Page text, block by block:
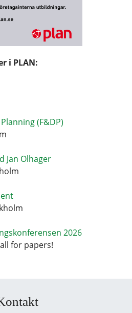
i PLAN:
(F&DP)
Jan Olhager
2026
for papers!